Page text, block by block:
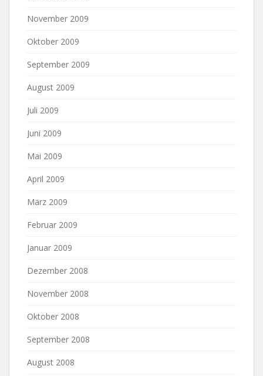
November 2009
Oktober 2009
September 2009
August 2009
Juli 2009
Juni 2009
Mai 2009
April 2009
März 2009
Februar 2009
Januar 2009
Dezember 2008
November 2008
Oktober 2008
September 2008
August 2008